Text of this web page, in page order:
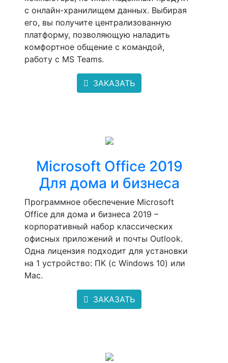
с онлайн-хранилищем данных. Выбирая
его, вы получите централизованную
платформу, позволяющую наладить
комфортное общение с командой,
работу с MS Teams.
ЗАКАЗАТЬ
Microsoft Office 2019
Для дома и бизнеса
Программное обеспечение Microsoft
Office для дома и бизнеса 2019 –
корпоративный набор классических
офисных приложений и почты Outlook.
Одна лицензия подходит для установки
на 1 устройство: ПК (с Windows 10) или
Mac.
ЗАКАЗАТЬ